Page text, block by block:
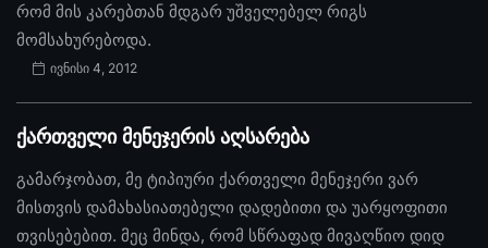
რომ მის კარებთან მდგარ უშველებელ რიგს
მომსახურებოდა.
ივნისი 4, 2012
ქართველი მენეჯერის აღსარება
გამარჯობათ, მე ტიპიური ქართველი მენეჯერი ვარ
მისთვის დამახასიათებელი დადებითი და უარყოფითი
თვისებებით. მეც მინდა, რომ სწრაფად მივაღწიო დიდ